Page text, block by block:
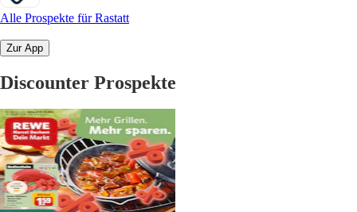
Alle Prospekte für Rastatt
Zur App
Discounter Prospekte